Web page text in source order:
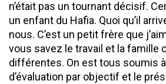
n’était pas un tournant décisif.
un enfant du Hafia. Quoi qu’il
nous. C’est un petit frère que
vous savez le travail et la famille
différentes. On est tous soumis
d’évaluation par objectif et le